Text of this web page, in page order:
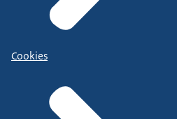
Cookies